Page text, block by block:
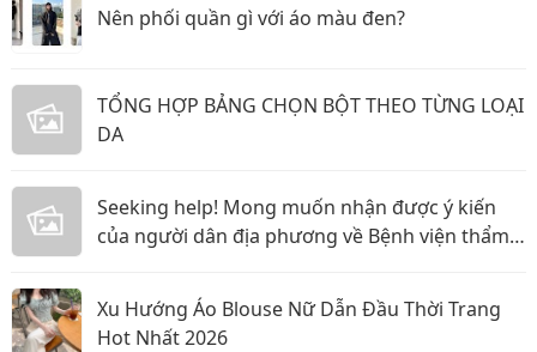
Nên phối quần gì với áo màu đen?
TỔNG HỢP BẢNG CHỌN BỘT THEO TỪNG LOẠI
DA
Seeking help! Mong muốn nhận được ý kiến
của người dân địa phương về Bệnh viện thẩm
Xu Hướng Áo Blouse Nữ Dẫn Đầu Thời Trang
Hot Nhất 2026